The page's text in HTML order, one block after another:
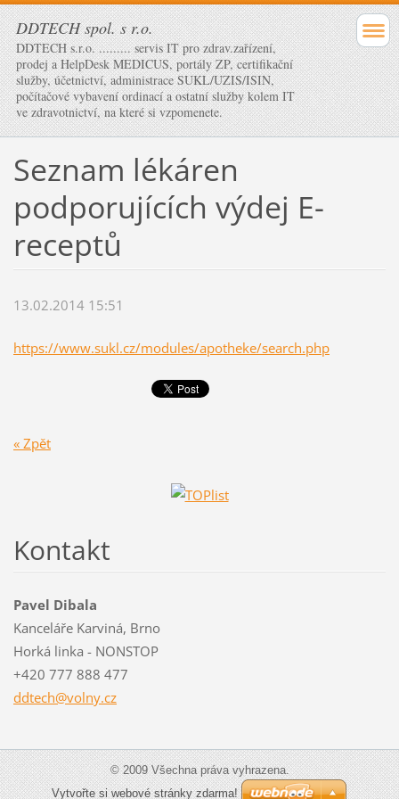
DDTECH spol. s r.o.
DDTECH s.r.o. ......... servis IT pro zdrav.zařízení,
prodej a HelpDesk MEDICUS, portály ZP, certifikační
služby, účetnictví, administrace SUKL/UZIS/ISIN,
počítačové vybavení ordinací a ostatní služby kolem IT
ve zdravotnictví, na které si vzpomenete.
Seznam lékáren
podporujících výdej E-
receptů
13.02.2014 15:51
https://www.sukl.cz/modules/apotheke/search.php
« Zpět
Kontakt
Pavel Dibala
Kanceláře Karviná, Brno
Horká linka - NONSTOP
+420 777 888 477
ddtech@volny.cz
© 2009 Všechna práva vyhrazena.
Vytvořte si webové stránky zdarma!